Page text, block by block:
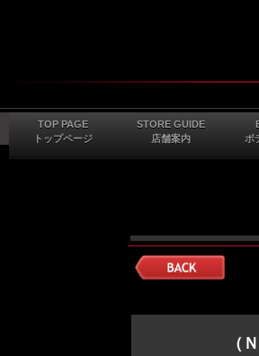
TOP PAGE
トップページ
STORE GUIDE
店舗案内
ボ
（